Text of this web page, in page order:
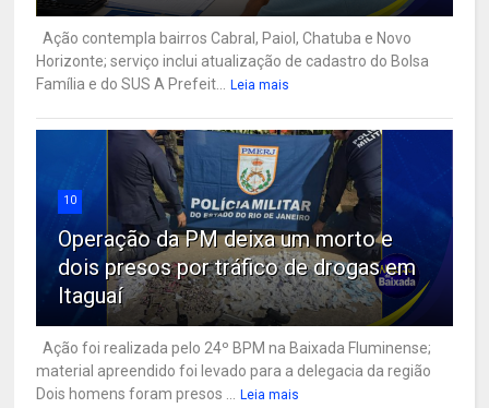
Ação contempla bairros Cabral, Paiol, Chatuba e Novo
Horizonte; serviço inclui atualização de cadastro do Bolsa
Família e do SUS A Prefeit...
Leia mais
10
Operação da PM deixa um morto e
dois presos por tráfico de drogas em
Itaguaí
Ação foi realizada pelo 24º BPM na Baixada Fluminense;
material apreendido foi levado para a delegacia da região
Dois homens foram presos ...
Leia mais